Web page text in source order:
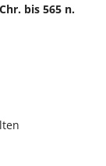
bis 565 n.